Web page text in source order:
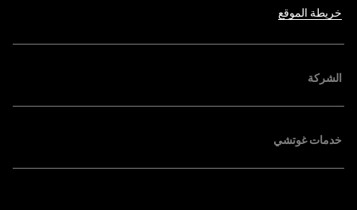
خريطة الموقع
الشركة
خدمات غوتشي